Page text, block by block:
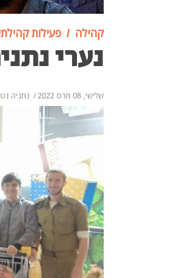
קהילה פעילות
נערי
שלישי, 08 מרס 2022 / נתניה נט